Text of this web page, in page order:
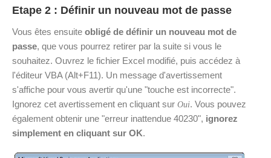
Etape 2 : Définir un nouveau mot de passe
Vous êtes ensuite obligé de définir un nouveau mot de
passe, que vous pourrez retirer par la suite si vous le
souhaitez. Ouvrez le fichier Excel modifié, puis accédez à
l'éditeur VBA (Alt+F11). Un message d'avertissement
s'affiche pour vous avertir qu'une "touche est incorrecte".
Ignorez cet avertissement en cliquant sur Oui. Vous pouvez
également obtenir une "erreur inattendue 40230", ignorez
simplement en cliquant sur OK.